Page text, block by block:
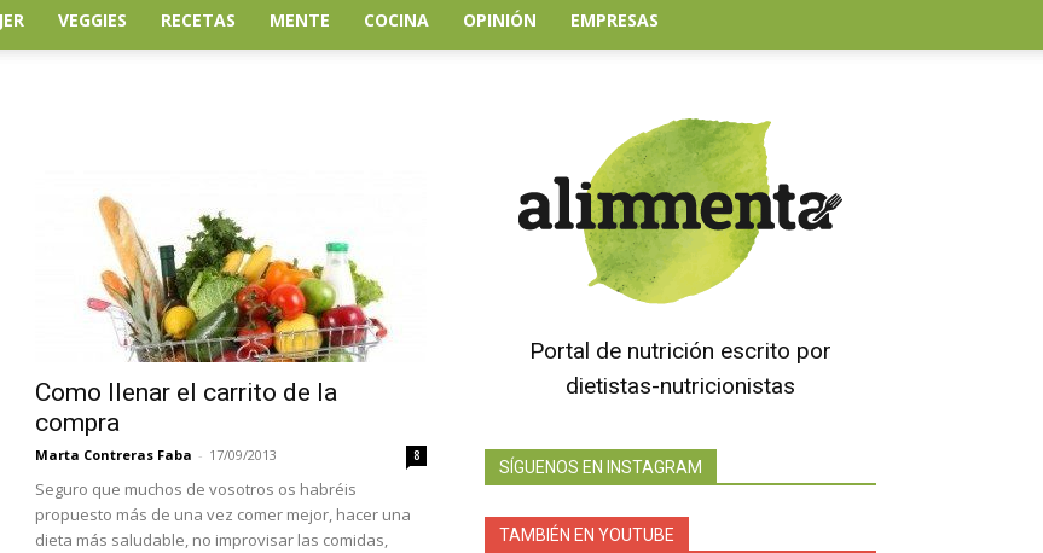
VEGGIES RECETAS MENTE COCINA OPINIÓN EMPRESAS
Como llenar el carrito de la
compra
Marta Contreras Faba - 17/09/2013 8
Seguro que muchos de vosotros os habréis
propuesto más de una vez comer mejor, hacer una
dieta más saludable, no improvisar las comidas,
Portal de nutrición escrito por
dietistas-nutricionistas
SÍGUENOS EN INSTAGRAM
TAMBIÉN EN YOUTUBE